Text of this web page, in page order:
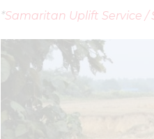
*Samaritan Uplift Service /